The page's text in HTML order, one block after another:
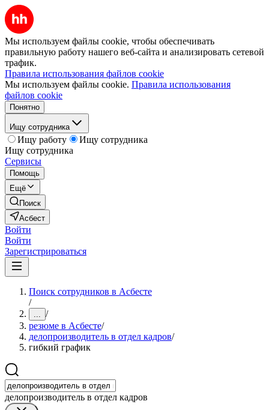
Мы используем файлы cookie, чтобы обеспечивать
правильную работу нашего веб-сайта и анализировать сетевой
трафик.
Правила использования файлов cookie
Мы используем файлы cookie. Правила использования
файлов cookie
Понятно
Ищу сотрудника
Ищу работу
Ищу сотрудника
Ищу сотрудника
Сервисы
Помощь
Ещё
Поиск
Асбест
Войти
Войти
Зарегистрироваться
Поиск сотрудников в Асбесте
/
... /
резюме в Асбесте/
делопроизводитель в отдел кадров/
гибкий график
делопроизводитель в отдел кадров